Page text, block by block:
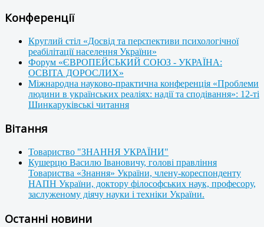
Конференції
Круглий стіл «Досвід та перспективи психологічної
реабілітації населення України»
Форум «ЄВРОПЕЙСЬКИЙ СОЮЗ - УКРАЇНА:
ОСВІТА ДОРОСЛИХ»
Міжнародна науково-практична конференція «Проблеми
людини в українських реаліях: надії та сподівання»: 12-ті
Шинкаруківські читання
Вітання
Товариство "ЗНАННЯ УКРАЇНИ"
Кушерцю Василю Івановичу, голові правління
Товариства «Знання» України, члену-кореспонденту
НАПН України, доктору філософських наук, професору,
заслуженому діячу науки і техніки України.
Останні новини